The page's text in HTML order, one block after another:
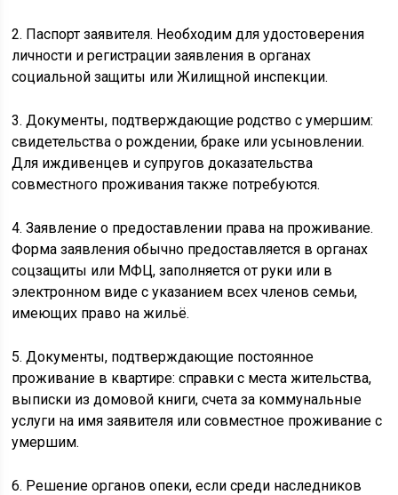
2. Паспорт заявителя. Необходим для удостоверения
личности и регистрации заявления в органах
социальной защиты или Жилищной инспекции.
3. Документы, подтверждающие родство с умершим:
свидетельства о рождении, браке или усыновлении.
Для иждивенцев и супругов доказательства
совместного проживания также потребуются.
4. Заявление о предоставлении права на проживание.
Форма заявления обычно предоставляется в органах
соцзащиты или МФЦ, заполняется от руки или в
электронном виде с указанием всех членов семьи,
имеющих право на жильё.
5. Документы, подтверждающие постоянное
проживание в квартире: справки с места жительства,
выписки из домовой книги, счета за коммунальные
услуги на имя заявителя или совместное проживание с
умершим.
6. Решение органов опеки, если среди наследников